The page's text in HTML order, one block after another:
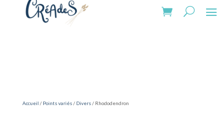
Accueil / Points variés/ Divers/ Rhododendron